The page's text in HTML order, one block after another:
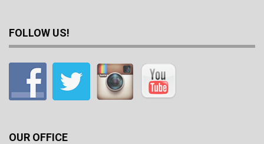
FOLLOW US!
OUR OFFICE